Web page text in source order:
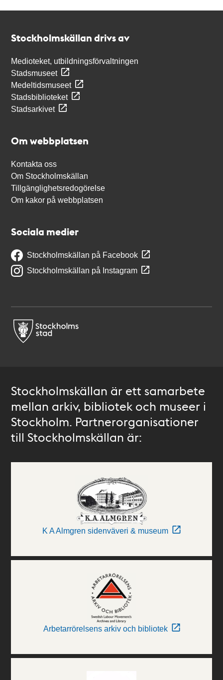
Stockholmskällan drivs av
Medioteket, utbildningsförvaltningen
Stadsmuseet
Medeltidsmuseet
Stadsbiblioteket
Stadsarkivet
Om webbplatsen
Kontakta oss
Om Stockholmskällan
Tillgänglighetsredogörelse
Om kakor på webbplatsen
Sociala medier
Stockholmskällan på Facebook
Stockholmskällan på Instagram
Stockholmskällan är ett samarbete
mellan arkiv, bibliotek och museer i
Stockholm. Partnerorganisationer
till Stockholmskällan är:
K A Almgren sidenväveri & museum
Arbetarrörelsens arkiv och bibliotek